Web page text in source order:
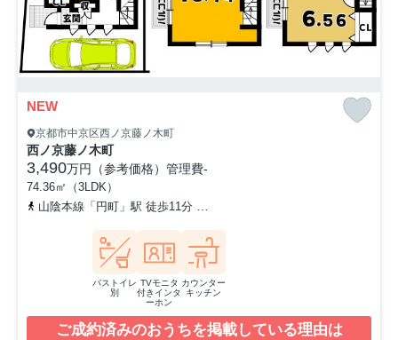
NEW
京都市中京区西ノ京藤ノ木町
西ノ京藤ノ木町
3,490万円（参考価格） 管理費-
74.36㎡（3LDK）
山陰本線「円町」駅 徒歩11分
バストイレ
別
TVモニタ
付きインタ
ーホン
カウンター
キッチン
ご成約済みのおうちを掲載している理由は